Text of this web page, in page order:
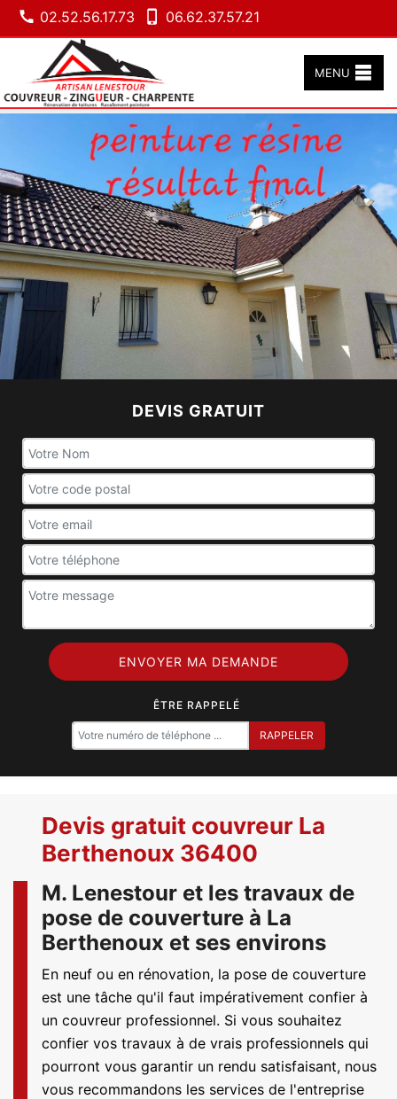
02.52.56.17.73 06.62.37.57.21
MENU
DEVIS GRATUIT
ÊTRE RAPPELÉ
Devis gratuit couvreur La
Berthenoux 36400
M. Lenestour et les travaux de
pose de couverture à La
Berthenoux et ses environs
En neuf ou en rénovation, la pose de couverture
est une tâche qu'il faut impérativement confier à
un couvreur professionnel. Si vous souhaitez
confier vos travaux à de vrais professionnels qui
pourront vous garantir un rendu satisfaisant, nous
vous recommandons les services de l'entreprise